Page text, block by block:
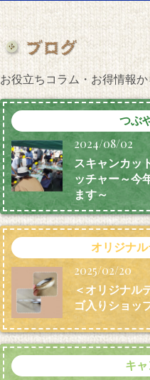
お役立ちコラム・お得情報
つぶ
2024/08/02
スキャンカッ
ッチャー～今
ます～
オリジナ
2025/02/20
＜オリジナル
ゴ入りショッ
キ